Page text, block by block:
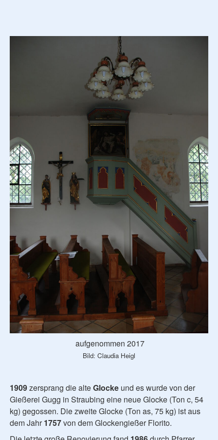
aufgenommen 2017
Bild: Claudia Heigl
1909zersprang die alteGlocke und es wurde von der
Gießerei Gugg in Straubing eine neue Glocke (Ton c, 54
kg) gegossen. Die zweite Glocke (Ton as, 75 kg) ist aus
dem Jahr1757von dem Glockengießer Florito.